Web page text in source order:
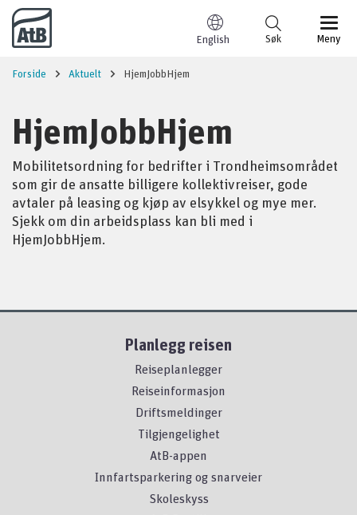
Til innhold
English Meny
Søk
Forside Aktuelt HjemJobbHjem
HjemJobbHjem
Mobilitetsordning for bedrifter i Trondheimsområdet
som gir de ansatte billigere kollektivreiser, gode
avtaler på leasing og kjøp av elsykkel og mye mer.
Sjekk om din arbeidsplass kan bli med i
HjemJobbHjem.
Planlegg reisen
Reiseplanlegger
Reiseinformasjon
Driftsmeldinger
Tilgjengelighet
AtB-appen
Innfartsparkering og snarveier
Skoleskyss